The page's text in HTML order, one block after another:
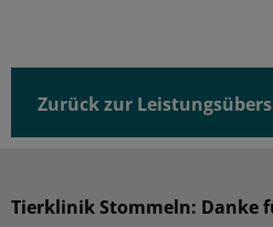
Zurück zur
Tierklinik Stommeln: Danke